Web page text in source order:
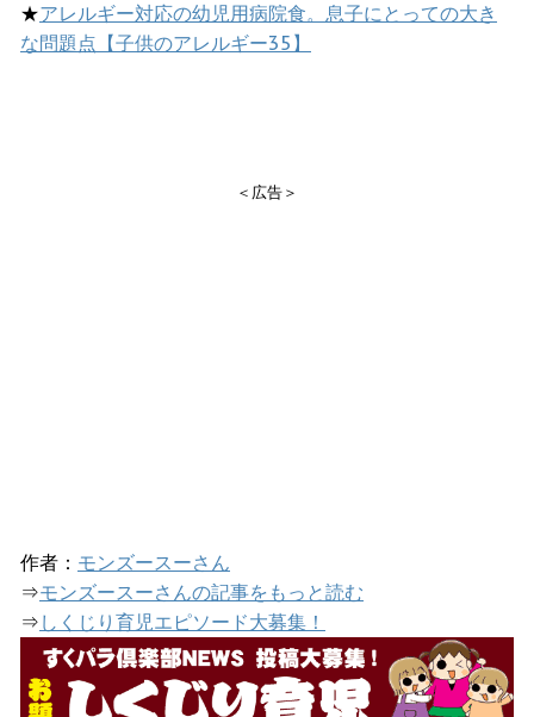
★アレルギー対応の幼児用病院食。息子にとっての大き
な問題点【子供のアレルギー35】
＜広告＞
作者： モンズースーさん
⇒モンズースーさんの記事をもっと読む
⇒ しくじり育児エピソード大募集！